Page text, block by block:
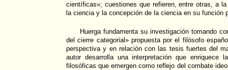
científicas»; cuestiones que refieren, entre otras, a
la ciencia y la concepción de la ciencia en su función
Huerga fundamenta su investigación tomando
del cierre categorial» propuesta por el filósofo
perspectiva y en relación con las tesis fuertes del
autor desarrolla una interpretación que enriquece
filosóficas que emergen como reflejo del combate